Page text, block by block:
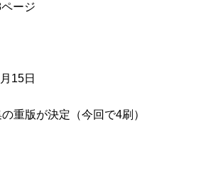
ージ
15日
重版が決定（今回で4刷）